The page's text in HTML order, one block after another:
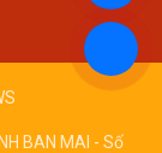
BAN MAI - Số